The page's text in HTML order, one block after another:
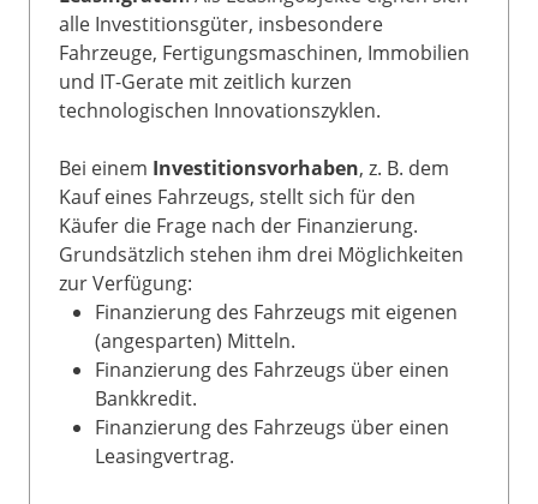
alle Investitionsgüter, insbesondere
Fahrzeuge, Fertigungsmaschinen, Immobilien
und IT-Gerate mit zeitlich kurzen
technologischen Innovationszyklen.
Bei einem Investitionsvorhaben, z. B. dem
Kauf eines Fahrzeugs, stellt sich für den
Käufer die Frage nach der Finanzierung.
Grundsätzlich stehen ihm drei Möglichkeiten
zur Verfügung:
Finanzierung des Fahrzeugs mit eigenen
(angesparten) Mitteln.
Finanzierung des Fahrzeugs über einen
Bankkredit.
Finanzierung des Fahrzeugs über einen
Leasingvertrag.